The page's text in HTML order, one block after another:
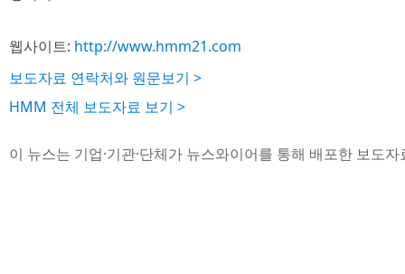
웹사이트: http://www.hmm21.com
보도자료 연락처와 원문보기 >
HMM 전체 보도자료 보기 >
이 뉴스는 기업·기관·단체가 뉴스와이어를 통해 배포한 보도